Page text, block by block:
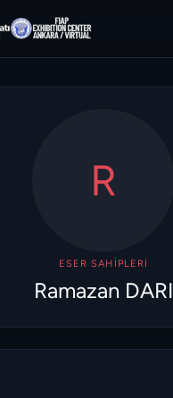
R
ESER SAHIPLERI
Ramazan DARI